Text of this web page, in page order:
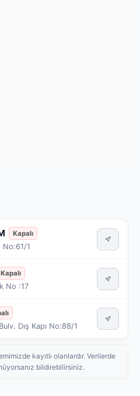
Kapalı
No:61/1
Kapalı
No :17
Dış Kapı No:88/1
kayıtlı olanlardır. Verilerde
bildirebilirsiniz.